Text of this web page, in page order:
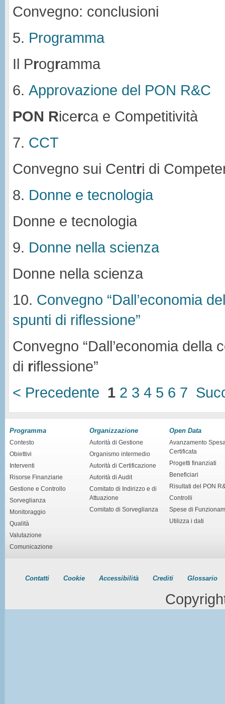
Convegno: conclusioni
5. Programma
Il Programma
6. Approvazione del PON R&C
PON Ricerca e Competitività
7. CCT
Convegno sui Centri di
8. Donne e tecnologia
Donne e tecnologia
9. Donne nella scienza
Donne nella scienza
10. Convegno “Dall’economia
spunti di riflessione”
Convegno “Dall’economia della
di riflessione”
< Precedente 1 2 3 4 5 6 7
Programma
Contesto
Obiettivi
Interventi
Risorse Finanziarie
Gestione e Controllo
Sorveglianza
Monitoraggio
Qualità
Valutazione
Comunicazione
Organizzazione
Autorità di Gestione
Organismo intermedio
Autorità di Certificazione
Autorità di Audit
Comitato di Indirizzo e di
Attuazione
Comitato di Sorveglianza
Open Data
Avanzamento
Certificata
Progetti finanziati
Beneficiari
Risultati del PON
Controlli
Spese di
Utilizza i dati
Contatti Cookie Accessibilità Crediti Glossario